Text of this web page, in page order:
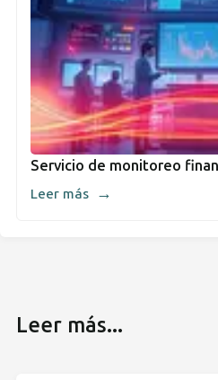
Servicio de monitoreo
Leer más →
Leer más...